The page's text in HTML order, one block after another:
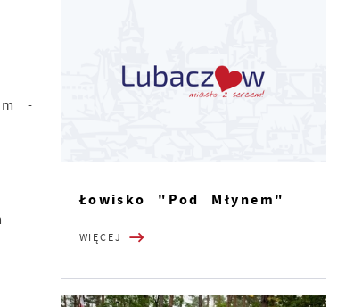
-
Łowisko "Pod Młynem"
WIĘCEJ